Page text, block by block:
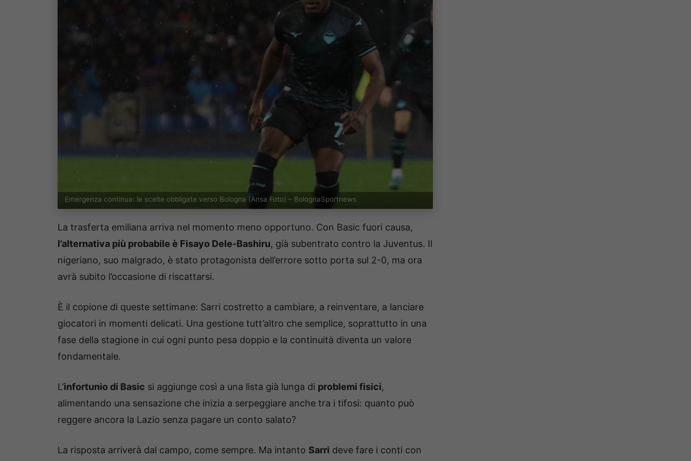
Emergenza continua: le scelte obbligate verso Bologna (Ansa Foto) – BolognaSportnews
La trasferta emiliana arriva nel momento meno opportuno. Con Basic fuori causa,
l’alternativa più probabile è Fisayo Dele-Bashiru, già subentrato contro la Juventus. Il
nigeriano, suo malgrado, è stato protagonista dell’errore sotto porta sul 2-0, ma ora
avrà subito l’occasione di riscattarsi.
È il copione di queste settimane: Sarri costretto a cambiare, a reinventare, a lanciare
giocatori in momenti delicati. Una gestione tutt’altro che semplice, soprattutto in una
fase della stagione in cui ogni punto pesa doppio e la continuità diventa un valore
fondamentale.
L’infortunio di Basic si aggiunge così a una lista già lunga di problemi fisici,
alimentando una sensazione che inizia a serpeggiare anche tra i tifosi: quanto può
reggere ancora la Lazio senza pagare un conto salato?
La risposta arriverà dal campo, come sempre. Ma intanto Sarri deve fare i conti con